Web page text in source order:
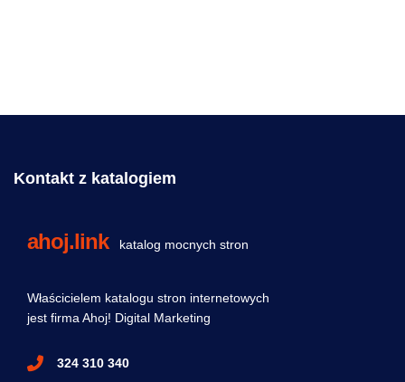
Kontakt z katalogiem
ahoj.link katalog mocnych stron
Właścicielem katalogu stron internetowych
jest firma Ahoj! Digital Marketing
324 310 340